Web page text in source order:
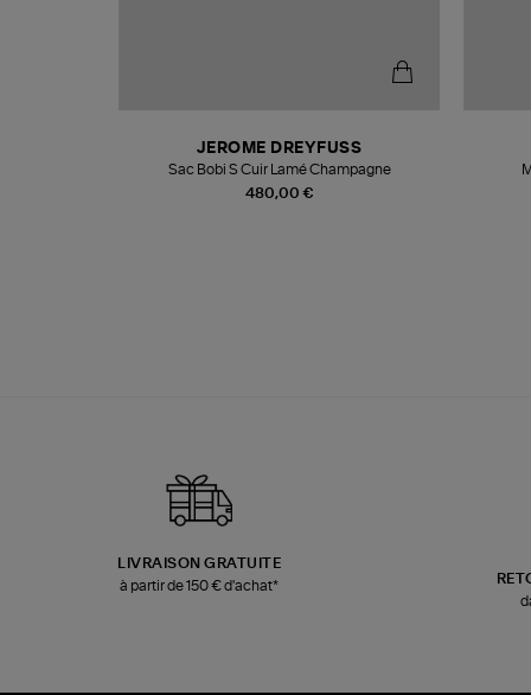
480,00 €
JEROME DREYFUSS
Sac Bobi S Cuir Lamé Champagne
LIVRAISON GRATUITE
à partir de 150 € d'achat*